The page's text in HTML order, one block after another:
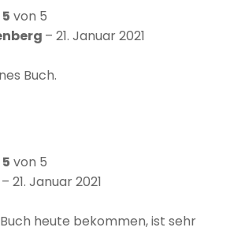
5 von 5
– 21. Januar 2021
Buch.
5 von 5
– 21. Januar 2021
heute bekommen, ist sehr